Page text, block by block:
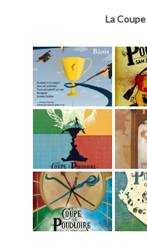
La